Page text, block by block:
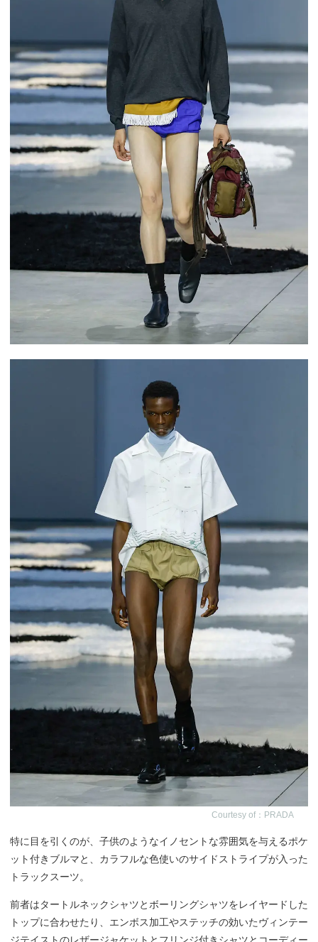
Courtesy of：PRADA
特に目を引くのが、子供のようなイノセントな雰囲気を与えるポケ
ット付きブルマと、カラフルな色使いのサイドストライプが入った
トラックスーツ。
前者はタートルネックシャツとボーリングシャツをレイヤードした
トップに合わせたり、エンボス加工やステッチの効いたヴィンテー